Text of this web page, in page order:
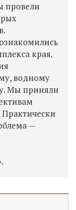
провели
края.
водному
Мы приняли
Практически
—